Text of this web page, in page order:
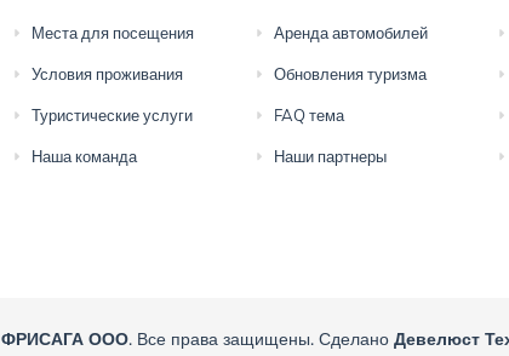
Места для посещения Аренда автомобилей
Условия проживания Обновления туризма
Туристические услуги FAQ тема
Наша команда Наши партнеры
ФРИСАГА ООО. Все права защищены. Сделано Девелюст